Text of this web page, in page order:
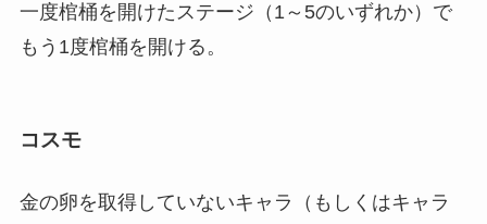
一度棺桶を開けたステージ（1～5のいずれか）で
もう1度棺桶を開ける。
コスモ
金の卵を取得していないキャラ（もしくはキャラ